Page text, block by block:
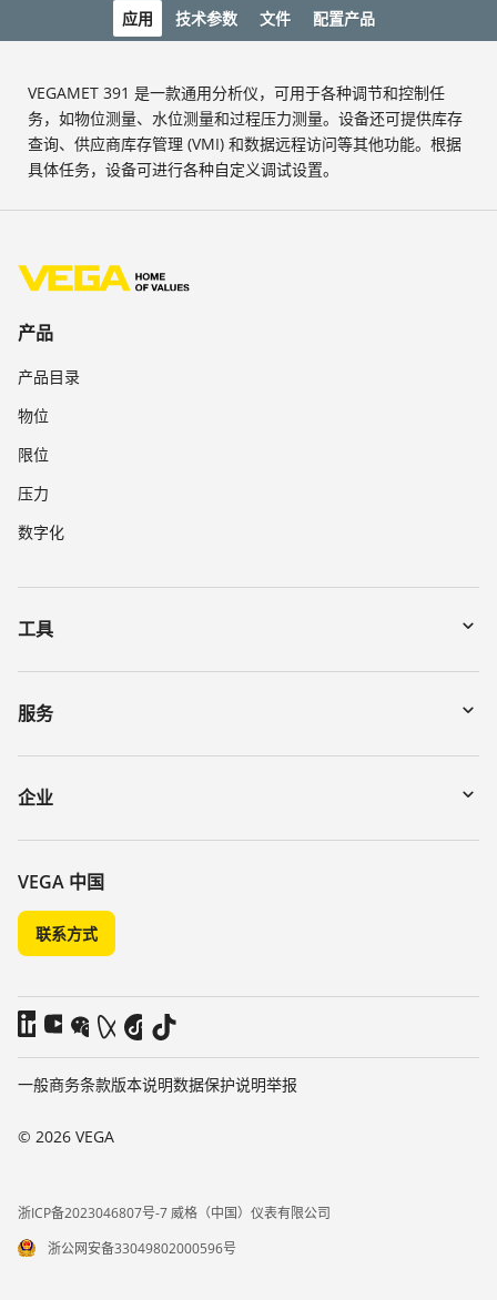
应用 技术参数 文件 配置产品
VEGAMET 391 是一款通用分析仪，可用于各种调节和控制任
务，如物位测量、水位测量和过程压力测量。设备还可提供库存
查询、供应商库存管理 (VMI) 和数据远程访问等其他功能。根据
具体任务，设备可进行各种自定义调试设置。
产品
产品目录
物位
限位
压力
数字化
工具
下载
通过序列号搜索仪表
DTM Collection/PACTware
服务
寄回仪表
讲座
化学稳定性列表
介电常数列表
TeamViewer
企业
关于 VEGA
联系我们
新闻
媒体
博客
VEGA 中国
联系方式
© 2026 VEGA
一般商务条款版本说明数据保护说明举报
浙ICP备2023046807号-7 威格（中国）仪表有限公司
浙公网安备33049802000596号